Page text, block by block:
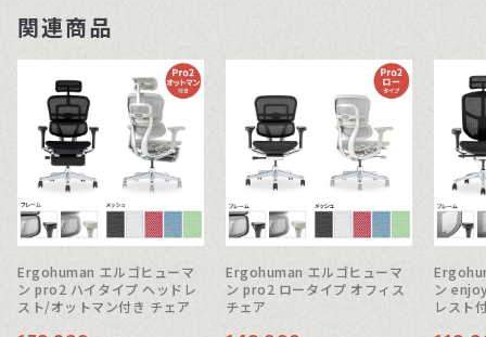
関連商品
Ergohuman エルゴヒューマ
ン pro2 ハイタイプ ヘッドレ
スト/オットマン付き チェア
Ergohuman エルゴヒューマ
ン pro2 ロータイプ オフィス
チェア
ン
レスト